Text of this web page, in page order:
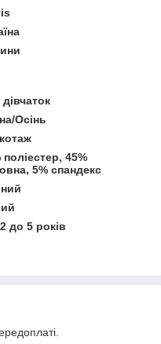
Осінь
поліестер, 45%
5% спандекс
до 5 років